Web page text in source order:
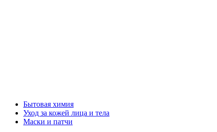
Бытовая химия
Уход за кожей лица и тела
Маски и патчи